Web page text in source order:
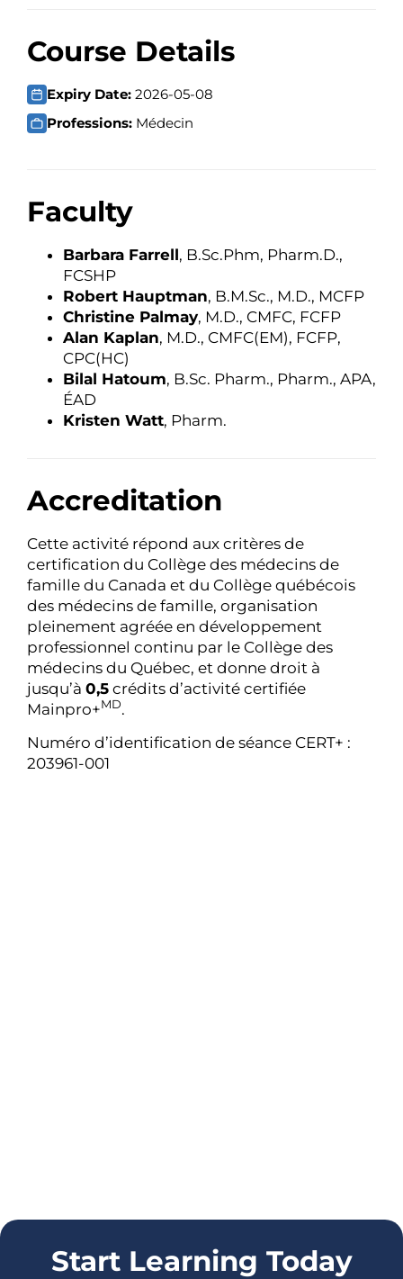
Course Details
Expiry Date: 2026-05-08
Professions: Médecin
Faculty
Barbara Farrell, B.Sc.Phm, Pharm.D.,
FCSHP
Robert Hauptman, B.M.Sc., M.D., MCFP
Christine Palmay, M.D., CMFC, FCFP
Alan Kaplan, M.D., CMFC(EM), FCFP,
CPC(HC)
Bilal Hatoum, B.Sc. Pharm., Pharm., APA,
ÉAD
Kristen Watt, Pharm.
Accreditation
Cette activité répond aux critères de
certification du Collège des médecins de
famille du Canada et du Collège québécois
des médecins de famille, organisation
pleinement agréée en développement
professionnel continu par le Collège des
médecins du Québec, et donne droit à
jusqu’à 0,5 crédits d’activité certifiée
Mainpro+MD.
Numéro d’identification de séance CERT+ :
203961-001
Start Learning Today